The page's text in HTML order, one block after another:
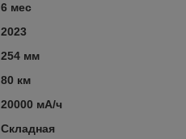
6 мес
2023
254 мм
80 км
20000 мА/ч
Складная